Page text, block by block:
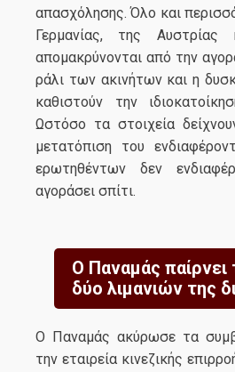
απασχόλησης. Όλο και
Γερμανίας, της Αυστρίας
απομακρύνονται από την
ράλι των ακινήτων και η
καθιστούν την
Ωστόσο τα στοιχεία
μετατόπιση του
ερωτηθέντων δεν
αγοράσει σπίτι.
Ο Παναμάς παίρνει
δύο λιμανιών της
Ο Παναμάς ακύρωσε τα
την εταιρεία κινεζικής